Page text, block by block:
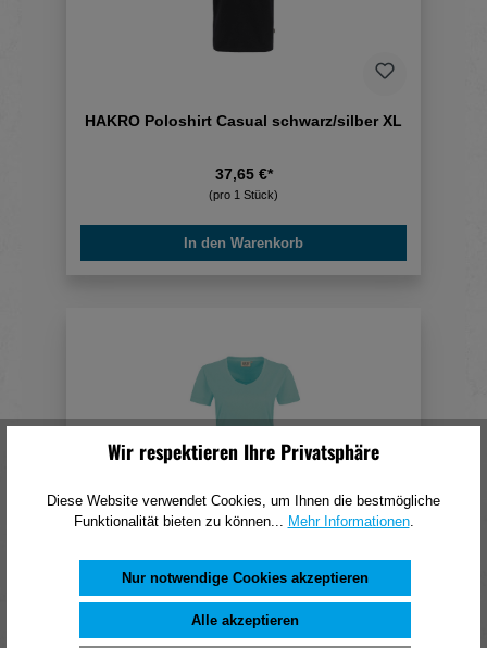
HAKRO Poloshirt Casual schwarz/silber XL
37,65 €*
(pro 1 Stück)
In den Warenkorb
HAKRO Damen V-Shirt MIKRALINAR®
eisgrün S
15,62 €*
Wir respektieren Ihre Privatsphäre
Diese Website verwendet Cookies, um Ihnen die bestmögliche
Funktionalität bieten zu können... Mehr Informationen.
Nur notwendige Cookies akzeptieren
Alle akzeptieren